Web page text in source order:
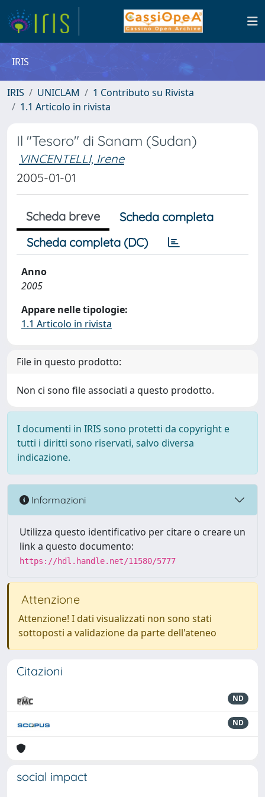
IRIS
IRIS UNICLAM
1 Contributo su Rivista
1.1 Articolo in rivista
Il "Tesoro" di Sanam (Sudan)
VINCENTELLI, Irene
2005-01-01
Scheda breve
Scheda completa
Scheda completa (DC)
Anno
2005
Appare nelle tipologie:
1.1 Articolo in rivista
File in questo prodotto:
Non ci sono file associati a questo prodotto.
I documenti in IRIS sono protetti da copyright e
tutti i diritti sono riservati, salvo diversa
indicazione.
Informazioni
Utilizza questo identificativo per citare o creare un
link a questo documento:
https://hdl.handle.net/11580/5777
Attenzione
Attenzione! I dati visualizzati non sono stati
sottoposti a validazione da parte dell'ateneo
Citazioni
ND
ND
social impact